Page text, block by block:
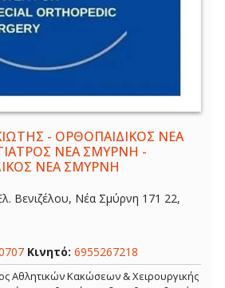
- ΟΡΘΟΠΑΙΔΙΚΟΣ ΝΕΑ
ΝΕΑ ΣΜΥΡΝΗ -
ΝΕΑ ΣΜΥΡΝΗ
Βενιζέλου, Νέα Σμύρνη 171 22,
Κινητό: 6955267218
Αθλητικών Κακώσεων & Χειρουργικής